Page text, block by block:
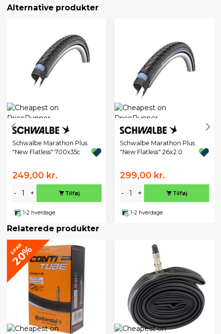
Alternative produkter
Schwalbe Marathon Plus
"New Flatless" 700x35c
249,00 kr.
- + Tilføj
1-2 hverdage
Schwalbe Marathon Plus
"New Flatless" 26x2.0
299,00 kr.
- + Tilføj
1-2 hverdage
Relaterede produkter
SPAR
20%